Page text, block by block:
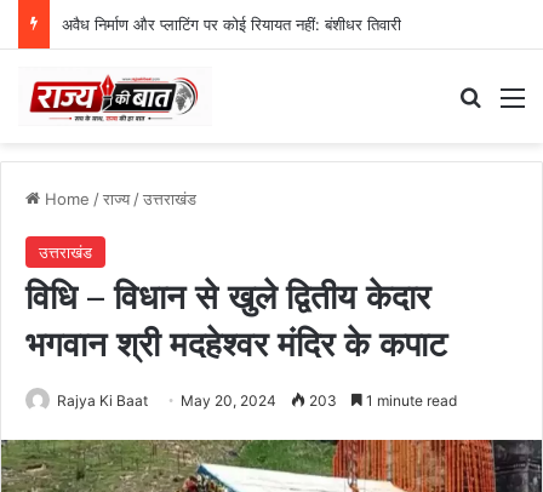
अवैध निर्माण और प्लाटिंग पर कोई रियायत नहीं: बंशीधर तिवारी
Home /राज्य/उत्तराखंड
उत्तराखंड
विधि – विधान से खुले द्वितीय केदार
भगवान श्री मदहेश्वर मंदिर के कपाट
Rajya Ki Baat May 20, 2024 203 1 minute read